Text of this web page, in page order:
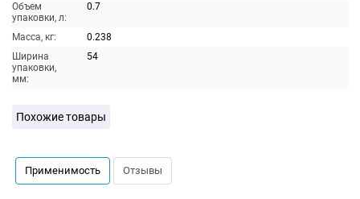
Объем
упаковки, л:
0.7
Масса, кг:
0.238
Ширина
упаковки,
мм:
54
Похожие товары
Применимость Отзывы